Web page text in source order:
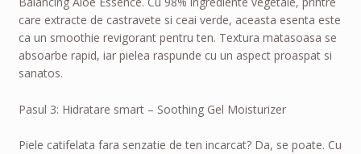
care extracte de castravete si ceai verde, aceasta esenta este
ca un smoothie revigorant pentru ten. Textura matasoasa se
absoarbe rapid, iar pielea raspunde cu un aspect proaspat si
sanatos.
Pasul 3: Hidratare smart – Soothing Gel Moisturizer
Piele catifelata fara senzatie de ten incarcat? Da, se poate. Cu